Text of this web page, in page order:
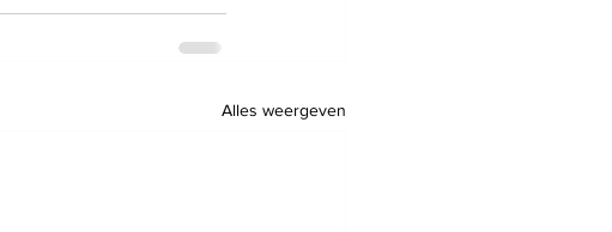
Alles weergeven